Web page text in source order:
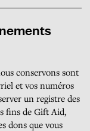
conservons sont
et vos numéros
un registre des
fins de Gift Aid,
dons que vous